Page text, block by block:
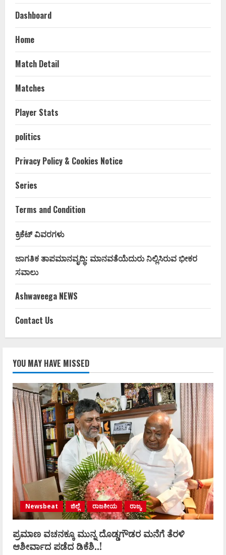
Dashboard
Home
Match Detail
Matches
Player Stats
politics
Privacy Policy & Cookies Notice
Series
Terms and Condition
ಕ್ರಿಕೆಟ್ ವಿವರಗಳು
ಜಾಗತಿಕ ತಾಪಮಾನವೃದ್ಧಿ: ಮಾನವತೆಯೆದುರು ನಿಲ್ಲಿಸಿರುವ ಭೀಕರ
ಸವಾಲು
Ashwaveega NEWS
Contact Us
YOU MAY HAVE MISSED
Newsbeat ಜಿಲ್ಲೆ ರಾಜಕೀಯ ರಾಜ್ಯ
ಪ್ರಮಾಣ ವಚನಕ್ಕೂ ಮುನ್ನ ದೊಡ್ಡಗೌಡರ ಮನೆಗೆ ತೆರಳಿ
ಆಶೀರ್ವಾದ ಪಡೆದ ಡಿಕೆಶಿ..!